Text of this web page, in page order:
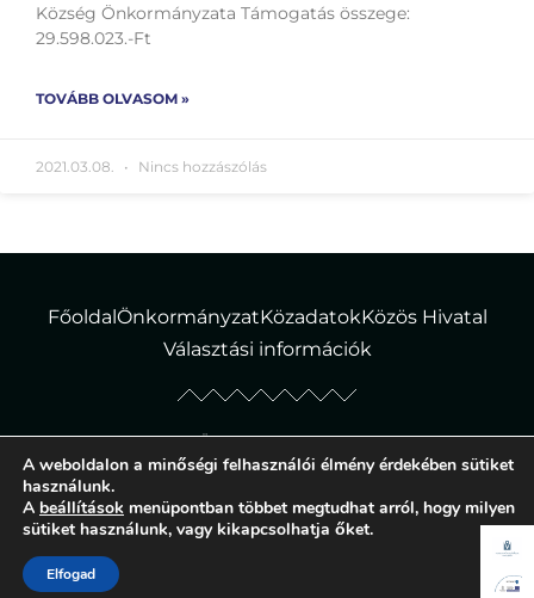
Község Önkormányzata Támogatás összege:
29.598.023.-Ft
TOVÁBB OLVASOM »
2021.03.08. Nincs hozzászólás
FőoldalÖnkormányzatKözadatokKözös Hivatal
Választási információk
© Tiborszállás Község Önkormányzata – Minden jog fenntartva!
Adatvédelmi tájékoztató|Süti szabályzat
A weboldalon a minőségi felhasználói élmény érdekében sütiket
használunk.
A beállítások menüpontban többet megtudhat arról, hogy milyen
sütiket használunk, vagy kikapcsolhatja őket.
Elfogad